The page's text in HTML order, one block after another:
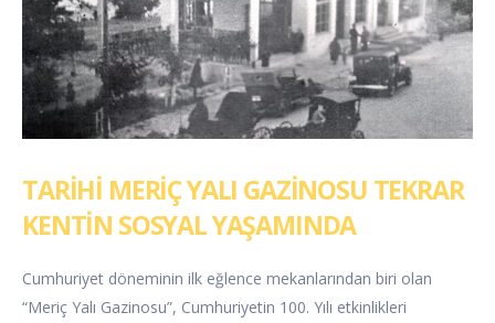
TARİHİ MERİÇ YALI GAZİNOSU TEKRAR
KENTİN SOSYAL YAŞAMINDA
Cumhuriyet döneminin ilk eğlence mekanlarından biri olan
“Meriç Yalı Gazinosu”, Cumhuriyetin 100. Yılı etkinlikleri